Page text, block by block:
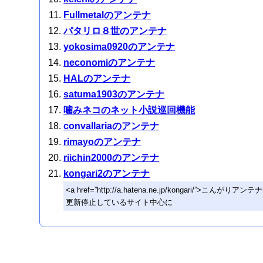
Fullmetalのアンテナ
パタリロ８世のアンテナ
yokosima0920のアンテナ
neconomiのアンテナ
HALのアンテナ
satuma1903のアンテナ
噛みネコのネット小説巡回機能
convallariaのアンテナ
rimayoのアンテナ
riichin2000のアンテナ
kongari2のアンテナ
<a href=”http://a.hatena.ne.jp/kongari/”>こんがりアンテ
更新停止しているサイト中心に